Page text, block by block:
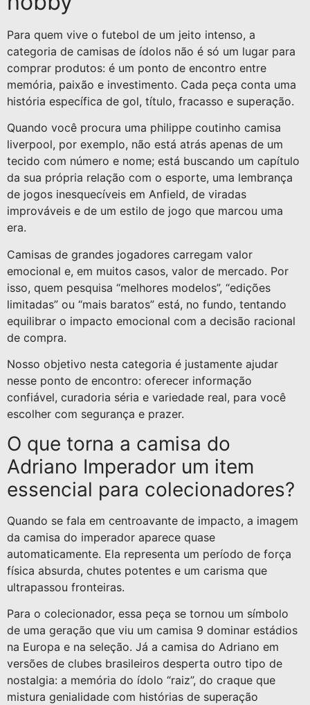
Para quem vive o futebol de um jeito intenso, a
categoria de camisas de ídolos não é só um lugar para
comprar produtos: é um ponto de encontro entre
memória, paixão e investimento. Cada peça conta uma
história específica de gol, título, fracasso e superação.
Quando você procura uma philippe coutinho camisa
liverpool, por exemplo, não está atrás apenas de um
tecido com número e nome; está buscando um capítulo
da sua própria relação com o esporte, uma lembrança
de jogos inesquecíveis em Anfield, de viradas
improváveis e de um estilo de jogo que marcou uma
era.
Camisas de grandes jogadores carregam valor
emocional e, em muitos casos, valor de mercado. Por
isso, quem pesquisa “melhores modelos”, “edições
limitadas” ou “mais baratos” está, no fundo, tentando
equilibrar o impacto emocional com a decisão racional
de compra.
Nosso objetivo nesta categoria é justamente ajudar
nesse ponto de encontro: oferecer informação
confiável, curadoria séria e variedade real, para você
escolher com segurança e prazer.
O que torna a camisa do
Adriano Imperador um item
essencial para colecionadores?
Quando se fala em centroavante de impacto, a imagem
da camisa do imperador aparece quase
automaticamente. Ela representa um período de força
física absurda, chutes potentes e um carisma que
ultrapassou fronteiras.
Para o colecionador, essa peça se tornou um símbolo
de uma geração que viu um camisa 9 dominar estádios
na Europa e na seleção. Já a camisa do Adriano em
versões de clubes brasileiros desperta outro tipo de
nostalgia: a memória do ídolo “raiz”, do craque que
mistura genialidade com histórias de superação